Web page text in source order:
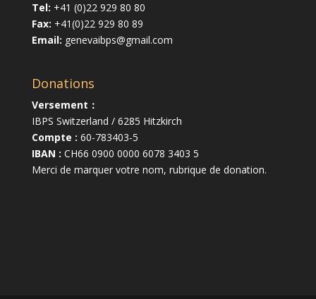
Tel: +41 (0)22 929 80 80
Fax: +41(0)22 929 80 89
Email: genevaibps@gmail.com
Donations
Versement：
IBPS Switzerland / 6285 Hitzkirch
Compte : 60-783403-5
IBAN : CH66 0900 0000 6078 3403 5
Merci de marquer votre nom, rubrique de donation.